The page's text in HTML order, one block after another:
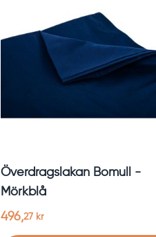
Överdragslakan Bomull -
Mörkblå
496,27 kr